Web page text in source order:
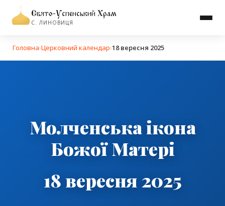
Свято-Успенський Храм
С. ЛИНОВИЦЯ
Головна›Церковний календар›18 вересня 2025
Молченська ікона
Божої Матері
18 вересня 2025